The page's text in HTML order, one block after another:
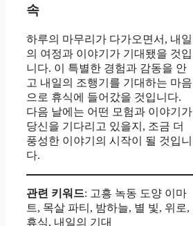
속
하루의 마무리가 다가오면서, 내일
의 여정과 이야기가 기대됐을 것입
니다. 이 특별한 경험과 감동을 안
고 내일의 조행기를 기대하는 마음
으로 휴식에 들어갔을 것입니다.
다음 날에는 어떤 모험과 이야기가
당신을 기다리고 있을지, 조금 더
풍성한 이야기의 시작이 될 것입니
다.
관련 키워드: 고흥 녹동 도양 이마
트, 목살 파티, 밤하늘, 별 빛, 위로,
휴식, 내일의 기대